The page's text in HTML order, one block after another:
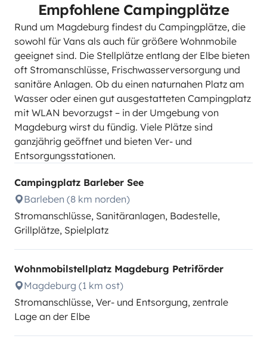
Empfohlene Campingplätze
Rund um Magdeburg findest du Campingplätze, die
sowohl für Vans als auch für größere Wohnmobile
geeignet sind. Die Stellplätze entlang der Elbe bieten
oft Stromanschlüsse, Frischwasserversorgung und
sanitäre Anlagen. Ob du einen naturnahen Platz am
Wasser oder einen gut ausgestatteten Campingplatz
mit WLAN bevorzugst – in der Umgebung von
Magdeburg wirst du fündig. Viele Plätze sind
ganzjährig geöffnet und bieten Ver- und
Entsorgungsstationen.
Campingplatz Barleber See
Barleben (8 km norden)
Stromanschlüsse, Sanitäranlagen, Badestelle,
Grillplätze, Spielplatz
Wohnmobilstellplatz Magdeburg Petriförder
Magdeburg (1 km ost)
Stromanschlüsse, Ver- und Entsorgung, zentrale
Lage an der Elbe